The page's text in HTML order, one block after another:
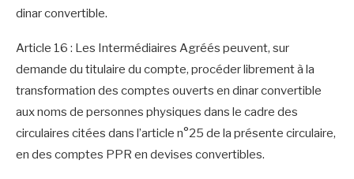
dinar convertible.
Article 16 : Les Intermédiaires Agréés peuvent, sur
demande du titulaire du compte, procéder librement à la
transformation des comptes ouverts en dinar convertible
aux noms de personnes physiques dans le cadre des
circulaires citées dans l’article n°25 de la présente circulaire,
en des comptes PPR en devises convertibles.